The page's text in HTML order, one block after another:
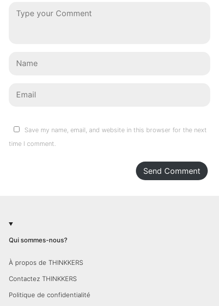
Save my name, email, and website in this browser for the next
time I comment.
Send Comment
Qui sommes-nous?
À propos de THINKKERS
Contactez THINKKERS
Politique de confidentialité